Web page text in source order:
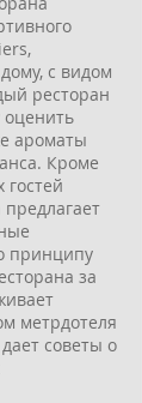
с видом
ресторан
оценить
ароматы
Кроме
гостей
принципу
за
метрдотеля
советы о